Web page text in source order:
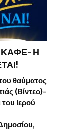
ΚΑΦΕ- Η
θαύματος
(Βίντεο)-
Ιερού